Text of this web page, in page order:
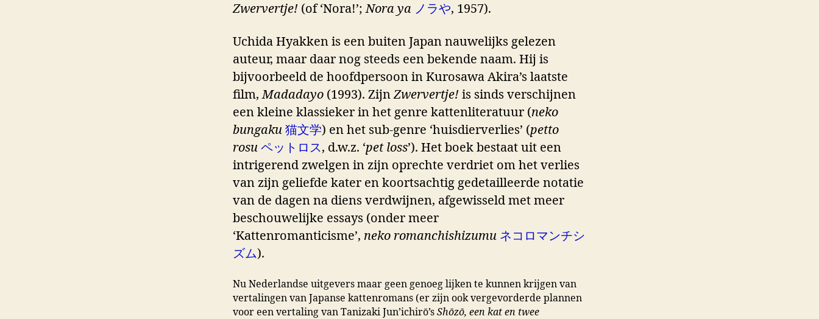
Zwervertje! (of ‘Nora!’;Nora ya ノラや, 1957).
Uchida Hyakken is een buiten Japan nauwelijks gelezen
auteur, maar daar nog steeds een bekende naam. Hij is
bijvoorbeeld de hoofdpersoon in Kurosawa Akira’s laatste
film,Madadayo (1993). ZijnZwervertje! is sinds verschijnen
een kleine klassieker in het genre kattenliteratuur (neko
bungaku 猫文学) en het sub-genre ‘huisdierverlies’ (petto
rosu ペットロス, d.w.z. ‘pet loss’). Het boek bestaat uit een
intrigerend zwelgen in zijn oprechte verdriet om het verlies
van zijn geliefde kater en koortsachtig gedetailleerde notatie
van de dagen na diens verdwijnen, afgewisseld met meer
beschouwelijke essays (onder meer
‘Kattenromanticisme’, neko romanchishizumu ネコロマンチシ
ズム).
Nu Nederlandse uitgevers maar geen genoeg lijken te kunnen krijgen van
vertalingen van Japanse kattenromans (er zijn ook vergevorderde plannen
voor een vertaling van Tanizaki Jun’ichirō’s Shōzō, een kat en twee